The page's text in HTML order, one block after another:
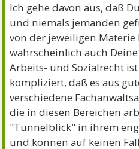
Ich gehe davon aus, daß
und niemals jemanden
von der jeweiligen Materie
wahrscheinlich auch
Arbeits- und Sozialrecht
kompliziert, daß es aus
verschiedene
die in diesen Bereichen
"Tunnelblick" in ihrem
und können auf keinen